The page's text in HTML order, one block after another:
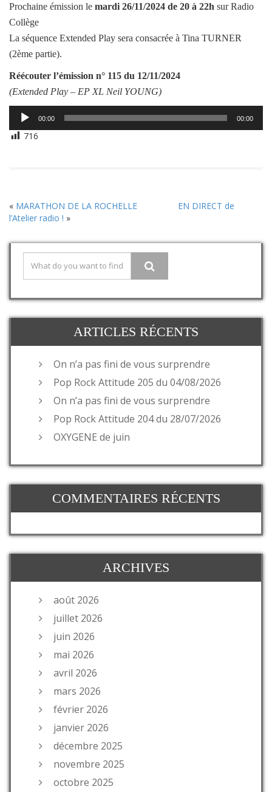
Prochaine émission le mardi 26/11/2024 de 20 à 22h sur Radio
Collège
La séquence Extended Play sera consacrée à Tina TURNER
(2ème partie).
Réécouter l’émission n° 115 du 12/11/2024
(Extended Play – EP XL Neil YOUNG)
Lecteur
audio
00:00 00:00
716
« MARATHON DE LA ROCHELLE
EN DIRECT de
l’Atelier radio ! »
ARTICLES RÉCENTS
On n’a pas fini de vous surprendre
Pop Rock Attitude 205 du 04/08/2026
On n’a pas fini de vous surprendre
Pop Rock Attitude 204 du 28/07/2026
OXYGENE de juin
COMMENTAIRES RÉCENTS
ARCHIVES
août 2026
juillet 2026
juin 2026
mai 2026
avril 2026
mars 2026
février 2026
janvier 2026
décembre 2025
novembre 2025
octobre 2025